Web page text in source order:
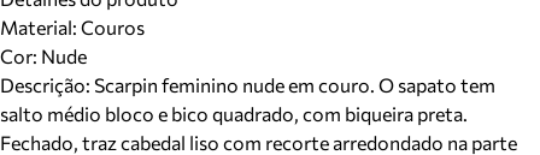
Material: Couros
Cor: Nude
Descrição: Scarpin feminino nude em couro. O sapato tem
salto médio bloco e bico quadrado, com biqueira preta.
Fechado, traz cabedal liso com recorte arredondado na parte